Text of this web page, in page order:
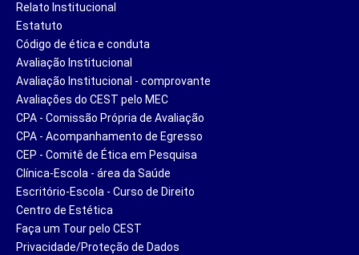
Relato Institucional
Estatuto
Código de ética e conduta
Avaliação Institucional
Avaliação Institucional - comprovante
Avaliações do CEST pelo MEC
CPA - Comissão Própria de Avaliação
CPA - Acompanhamento de Egresso
CEP - Comitê de Ética em Pesquisa
Clínica-Escola - área da Saúde
Escritório-Escola - Curso de Direito
Centro de Estética
Faça um Tour pelo CEST
Privacidade/Proteção de Dados